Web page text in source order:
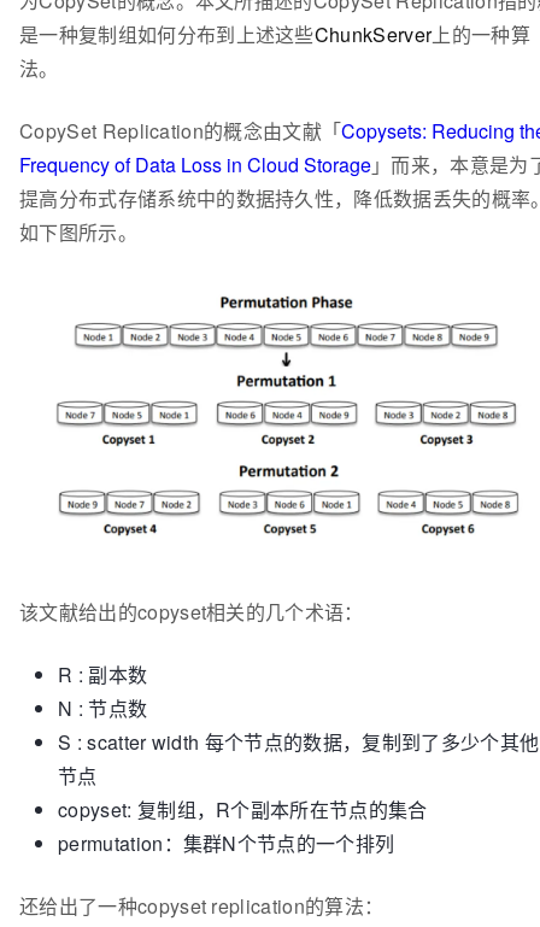
是一种复制组如何分布到上述这些ChunkServer上的一种算
法。
CopySet Replication的概念由文献「Copysets: Reducing
Frequency of Data Loss in Cloud Storage」而来，本意是为
提高分布式存储系统中的数据持久性，降低数据丢失的概率
如下图所示。
该文献给出的copyset相关的几个术语：
R : 副本数
N : 节点数
S : scatter width 每个节点的数据，复制到了多少个其
节点
copyset: 复制组，R个副本所在节点的集合
permutation：集群N个节点的一个排列
还给出了一种copyset replication的算法：